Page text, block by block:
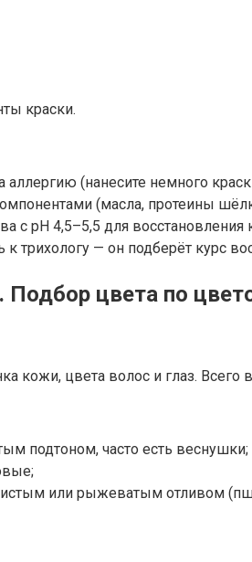
краски.
(нанесите немного
(масла, протеины
с pH 4,5–5,5 для восстановления
трихологу — он подберёт курс
цвета по
кожи, цвета волос и глаз.
подтоном, часто есть веснушки;
или рыжеватым отливом